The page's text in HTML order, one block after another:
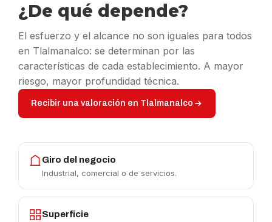
¿De qué depende?
El esfuerzo y el alcance no son iguales para todos
en Tlalmanalco: se determinan por las
características de cada establecimiento. A mayor
riesgo, mayor profundidad técnica.
Recibir una valoración en Tlalmanalco
Giro del negocio
Industrial, comercial o de servicios.
Superficie